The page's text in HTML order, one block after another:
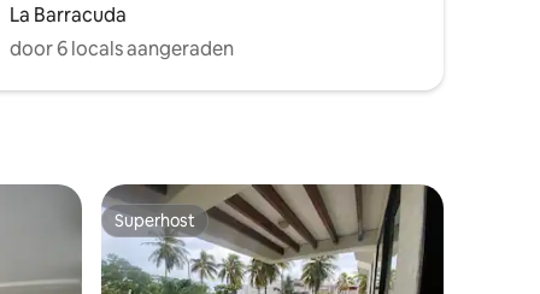
La Barracuda
door 6 locals aangeraden
Superhost
Superhost